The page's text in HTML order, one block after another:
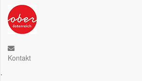
Kontakt
.